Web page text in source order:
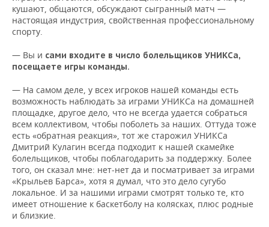
кушают, общаются, обсуждают сыгранный матч —
настоящая индустрия, свойственная профессиональному
спорту.
— Вы и сами входите в число болельщиков УНИКСа,
посещаете игры команды.
— На самом деле, у всех игроков нашей команды есть
возможность наблюдать за играми УНИКСа на домашней
площадке, другое дело, что не всегда удается собраться
всем коллективом, чтобы поболеть за наших. Оттуда тоже
есть «обратная реакция», тот же старожил УНИКСа
Дмитрий Кулагин всегда подходит к нашей скамейке
болельщиков, чтобы поблагодарить за поддержку. Более
того, он сказал мне: нет-нет да и посматривает за играми
«Крыльев Барса», хотя я думал, что это дело сугубо
локальное. И за нашими играми смотрят только те, кто
имеет отношение к баскетболу на колясках, плюс родные
и близкие.